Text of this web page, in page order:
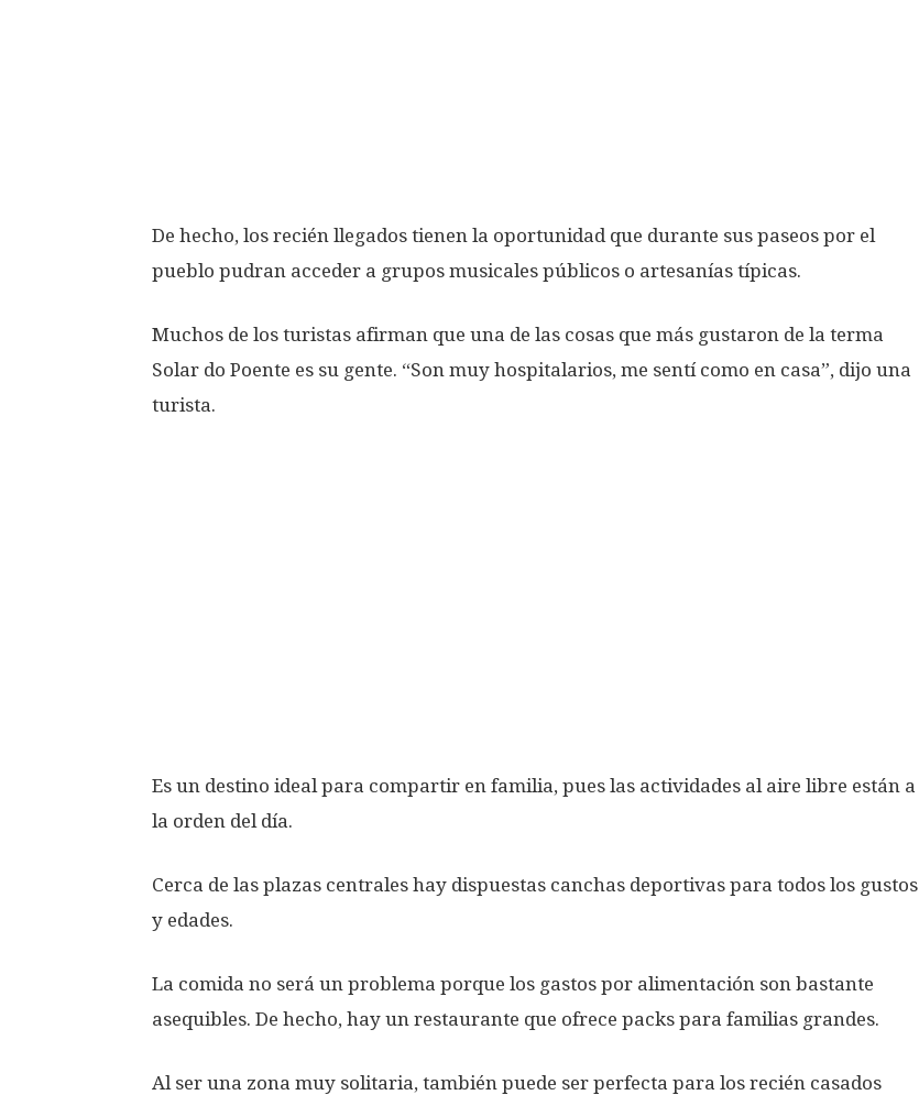
De hecho, los recién llegados tienen la oportunidad que durante sus paseos por el
pueblo pudran acceder a grupos musicales públicos o artesanías típicas.
Muchos de los turistas afirman que una de las cosas que más gustaron de la terma
Solar do Poente es su gente. “Son muy hospitalarios, me sentí como en casa”, dijo una
turista.
Es un destino ideal para compartir en familia, pues las actividades al aire libre están a
la orden del día.
Cerca de las plazas centrales hay dispuestas canchas deportivas para todos los gustos
y edades.
La comida no será un problema porque los gastos por alimentación son bastante
asequibles. De hecho, hay un restaurante que ofrece packs para familias grandes.
Al ser una zona muy solitaria, también puede ser perfecta para los recién casados